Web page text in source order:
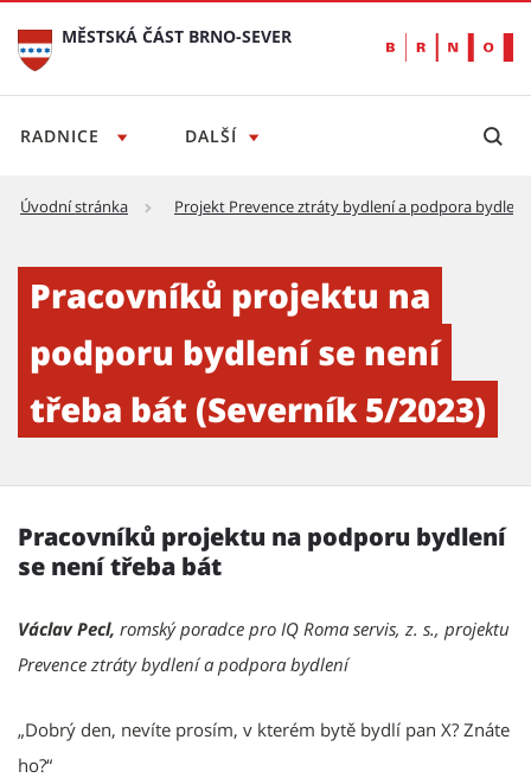
MĚSTSKÁ ČÁST BRNO-SEVER
RADNICE DALŠÍ
Úvodní stránka Projekt Prevence ztráty bydlení a podpora
Pracovníků projektu na
podporu bydlení se není
třeba bát (Severník 5/2023)
Pracovníků projektu na podporu bydlení
se není třeba bát
Václav Pecl, romský poradce pro IQ Roma servis, z. s., projektu
Prevence ztráty bydlení a podpora bydlení
„Dobrý den, nevíte prosím, v kterém bytě bydlí pan X? Znáte
ho?“